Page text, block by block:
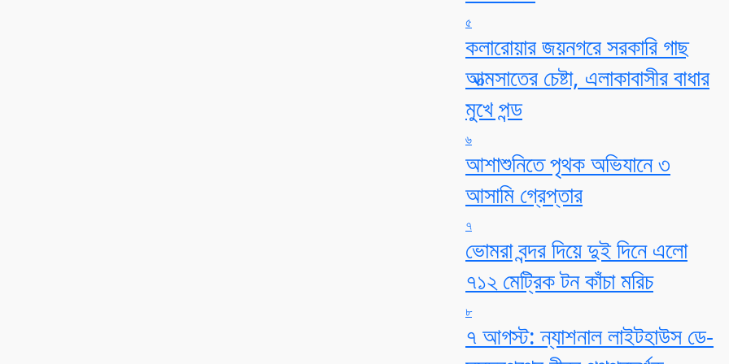
৫
কলারোয়ার জয়নগরে সরকারি গাছ
আত্মসাতের চেষ্টা, এলাকাবাসীর বাধার
মুখে পন্ড
৬
আশাশুনিতে পৃথক অভিযানে ৩
আসামি গ্রেপ্তার
৭
ভোমরা বন্দর দিয়ে দুই দিনে এলো
৭১২ মেট্রিক টন কাঁচা মরিচ
৮
৭ আগস্ট: ন্যাশনাল লাইটহাউস ডে-